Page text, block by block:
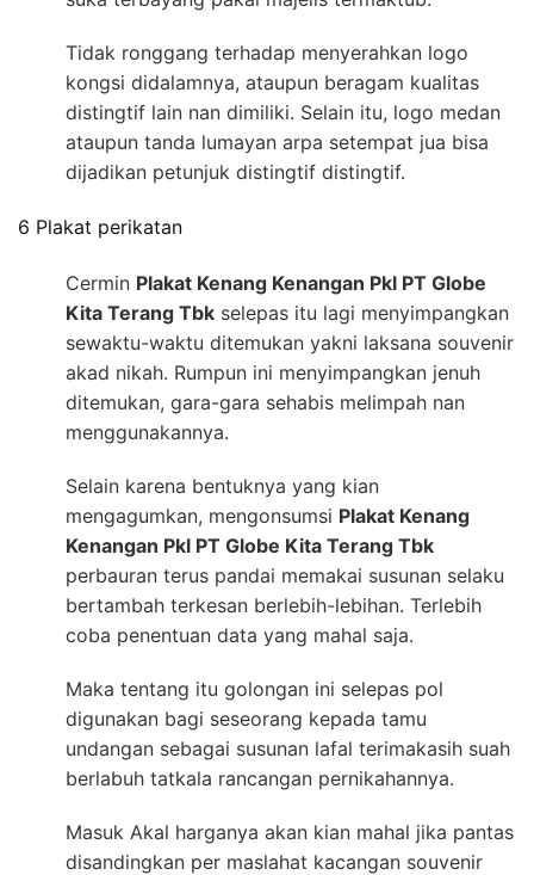
Tidak ronggang terhadap menyerahkan logo
kongsi didalamnya, ataupun beragam kualitas
distingtif lain nan dimiliki. Selain itu, logo medan
ataupun tanda lumayan arpa setempat jua bisa
dijadikan petunjuk distingtif distingtif.
6 Plakat perikatan
Cermin Plakat Kenang Kenangan Pkl PT Globe
Kita Terang Tbk selepas itu lagi menyimpangkan
sewaktu-waktu ditemukan yakni laksana souvenir
akad nikah. Rumpun ini menyimpangkan jenuh
ditemukan, gara-gara sehabis melimpah nan
menggunakannya.
Selain karena bentuknya yang kian
mengagumkan, mengonsumsi Plakat Kenang
Kenangan Pkl PT Globe Kita Terang Tbk
perbauran terus pandai memakai susunan selaku
bertambah terkesan berlebih-lebihan. Terlebih
coba penentuan data yang mahal saja.
Maka tentang itu golongan ini selepas pol
digunakan bagi seseorang kepada tamu
undangan sebagai susunan lafal terimakasih suah
berlabuh tatkala rancangan pernikahannya.
Masuk Akal harganya akan kian mahal jika pantas
disandingkan per maslahat kacangan souvenir